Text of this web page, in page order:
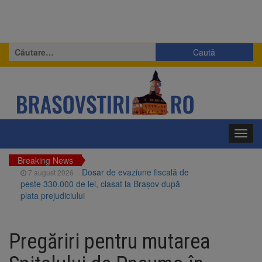
Caută
după:
Breaking News
7 august 2026
Dosar de evaziune fiscală de
peste 330.000 de lei, clasat la Brașov după
plata prejudiciului
sistarea plăților către Brai-Cata și Comprest.
Motivul: platforme de gunoi neigienizate
Pregăriri pentru mutarea